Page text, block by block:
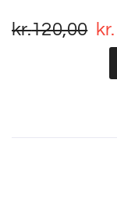
kr.120,00 kr.